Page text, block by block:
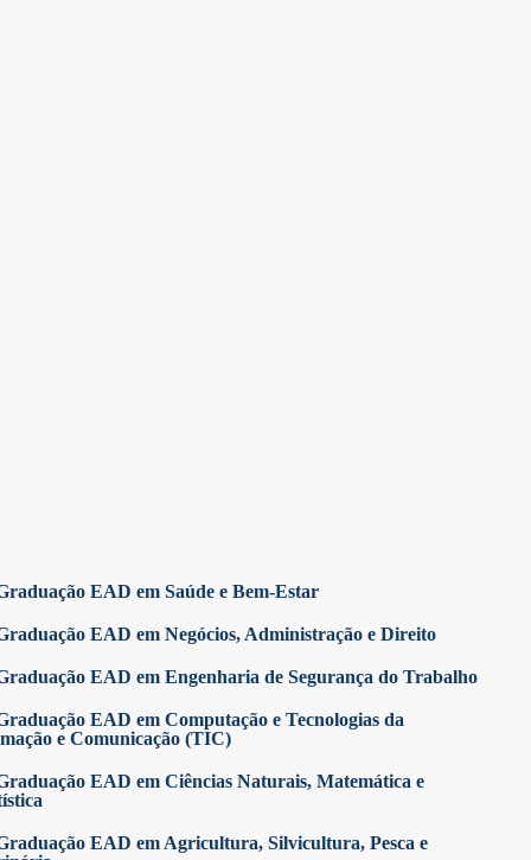
EAD em Saúde e Bem-Estar
EAD em Negócios, Administração e Direito
EAD em Engenharia de Segurança do Trabalho
EAD em Computação e Tecnologias da
e Comunicação (TIC)
EAD em Ciências Naturais, Matemática e
EAD em Agricultura, Silvicultura, Pesca e